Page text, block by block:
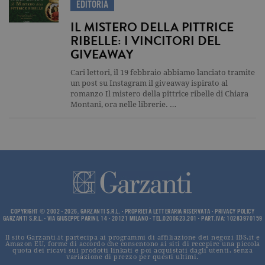
EDITORIA
IL MISTERO DELLA PITTRICE
RIBELLE: I VINCITORI DEL
GIVEAWAY
Cari lettori, il 19 febbraio abbiamo lanciato tramite
un post su Instagram il giveaway ispirato al
romanzo Il mistero della pittrice ribelle di Chiara
Montani, ora nelle librerie. …
COPYRIGHT © 2002 - 2026, GARZANTI S.R.L. - PROPRIETÀ LETTERARIA RISERVATA - PRIVACY POLICY
GARZANTI S.R.L. - VIA GIUSEPPE PARINI, 14 - 20121 MILANO - TEL.0200623.201 - PART.IVA: 10283970159
Il sito Garzanti.it partecipa ai programmi di affiliazione dei negozi IBS.it e
Amazon EU, forme di accordo che consentono ai siti di recepire una piccola
quota dei ricavi sui prodotti linkati e poi acquistati dagli utenti, senza
variazione di prezzo per questi ultimi.
I cookie tecnici sono strettamente
del sito Web principale come l'accesso
degli utenti e la gestione dell'account. Il
sito Web non può essere utilizzato
correttamente senza i cookie
delle condizioni previste dal Garante, i
cookie analitici sono equiparati ai
tecnici e dunque non necessitano del
consenso.
utilizzato
contare e
pagina.
.garzanti.it